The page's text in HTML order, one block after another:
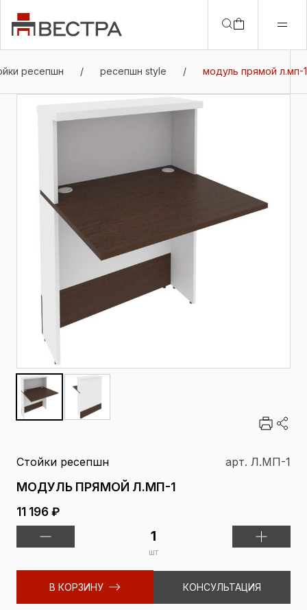
ресепшн / ресепшн style / модуль прямой л.мп-1
Стойки ресепшн арт. Л.МП-1
МОДУЛЬ ПРЯМОЙ Л.МП-1
11 196 ₽
шт
В КОРЗИНУ КОНСУЛЬТАЦИЯ